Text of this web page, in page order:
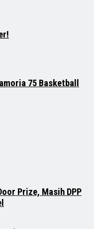
75 Basketball
Prize, Masih DPP